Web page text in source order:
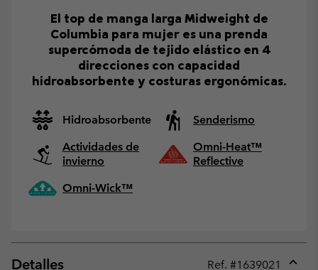
El top de manga larga Midweight de
Columbia para mujer es una prenda
supercómoda de tejido elástico en 4
direcciones con capacidad
hidroabsorbente y costuras ergonómicas.
Hidroabsorbente
Senderismo
Actividades de
invierno
Omni-Heat™
Reflective
Omni-Wick™
Detalles Ref. #1639021